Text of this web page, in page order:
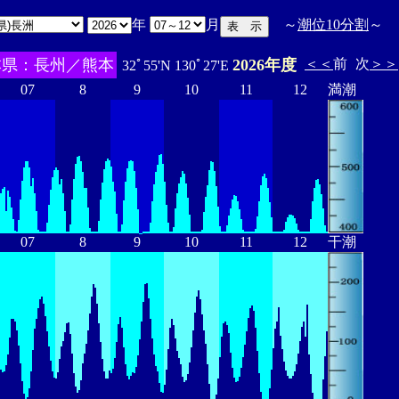
年 月 ～潮位10分割 ～
：長州／熊本 32ﾟ55'N 130ﾟ27'E 2026年度 ＜＜ 前 次 ＞＞
07
8 9 10 11 12 満潮
07 8 9 10 11 12 干潮